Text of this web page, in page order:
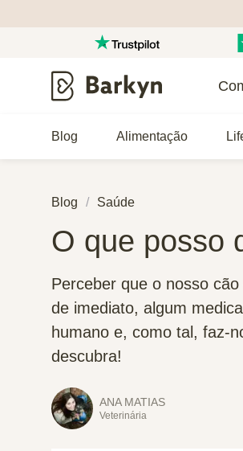
Blog Alimentação
Blog Saúde
O que posso
Perceber que o nosso
de imediato, algum
humano e, como tal, faz-
descubra!
ANA MATIAS
Veterinária